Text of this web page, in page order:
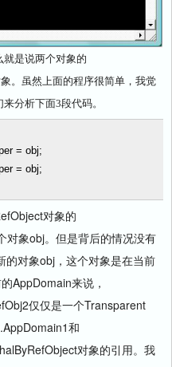
是说两个对象的
。虽然上面的程序很简单，我觉
分析下面3段代码。
= obj;
= obj;
对象的
对象obj。但是背后的情况没有
的对象obj，这个对象是在当前
AppDomain来说，
仅仅是一个Transparent
和
对象的引用。我